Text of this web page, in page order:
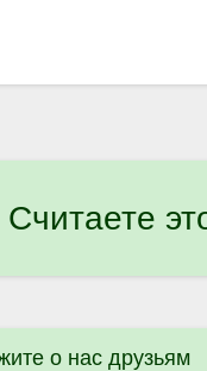
Считаете
о нас друзьям